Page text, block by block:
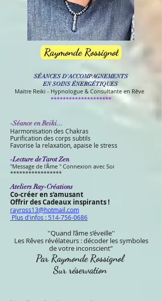
Raymonde Rossignol
SÉANCES D'ACCOMPAGNEMENTS
EN SOINS ÉNERGÉTIQUES
Maitre Reiki - Hypnologue & Consultante en Rêve
********************
-Séance en Reiki...
Harmonisation des Chakras
Purification des corps subtils
Favorise la relaxation, apaise le stress
​-Lecture de Tarot Zen
''Message de l'Âme '' Connexion avec Soi
*****************​
Ateliers Ray-Créations
Co-créer en s'amusant
Offrir des Cadeaux inspirants !
rayross13@hotmail.com
Plus d'infos : 514-756-0686
''Quand l’âme s’éveille''
Les Rêves révélateurs : décoder les symboles
de votre inconscient”
Par Raymonde Rossignol
Sur réservation